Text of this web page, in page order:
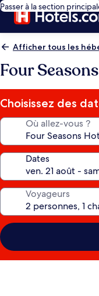
Passer à la section
Afficher tous les
Four
Choisissez des
Où allez-vous ?
Dates
Voyageurs